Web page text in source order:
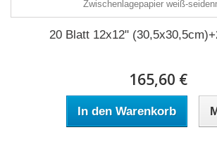
20 Blatt 12x12"
165,60 €
In den Warenkorb